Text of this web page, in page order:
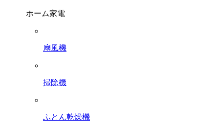
ホーム家電
扇風機
掃除機
ふとん乾燥機